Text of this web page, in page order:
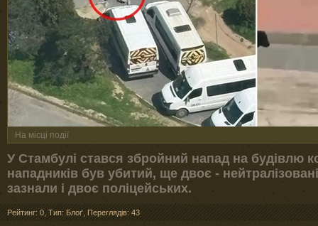
На місці події
У Стамбулі стався збройний напад на будівлю
нападників був убитий, ще двоє -
зазнали і двоє поліцейських.
Рейтинг: 0 Тип: Блоґ Переглядів: 43